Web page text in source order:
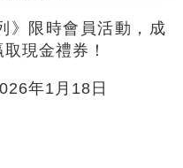
》限時會員活動，成
現金禮券！
年1月18日